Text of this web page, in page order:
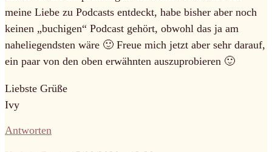
meine Liebe zu Podcasts entdeckt, habe bisher aber noch
keinen „buchigen“ Podcast gehört, obwohl das ja am
naheliegendsten wäre 🙂 Freue mich jetzt aber sehr darauf,
ein paar von den oben erwähnten auszuprobieren 🙂
Liebste Grüße
Ivy
Antworten